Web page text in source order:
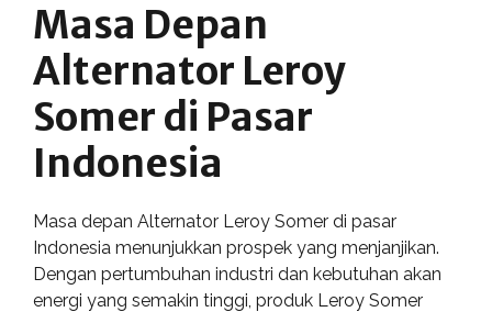
Masa Depan
Alternator Leroy
Somer di Pasar
Indonesia
Masa depan Alternator Leroy Somer di pasar
Indonesia menunjukkan prospek yang menjanjikan.
Dengan pertumbuhan industri dan kebutuhan akan
energi yang semakin tinggi, produk Leroy Somer